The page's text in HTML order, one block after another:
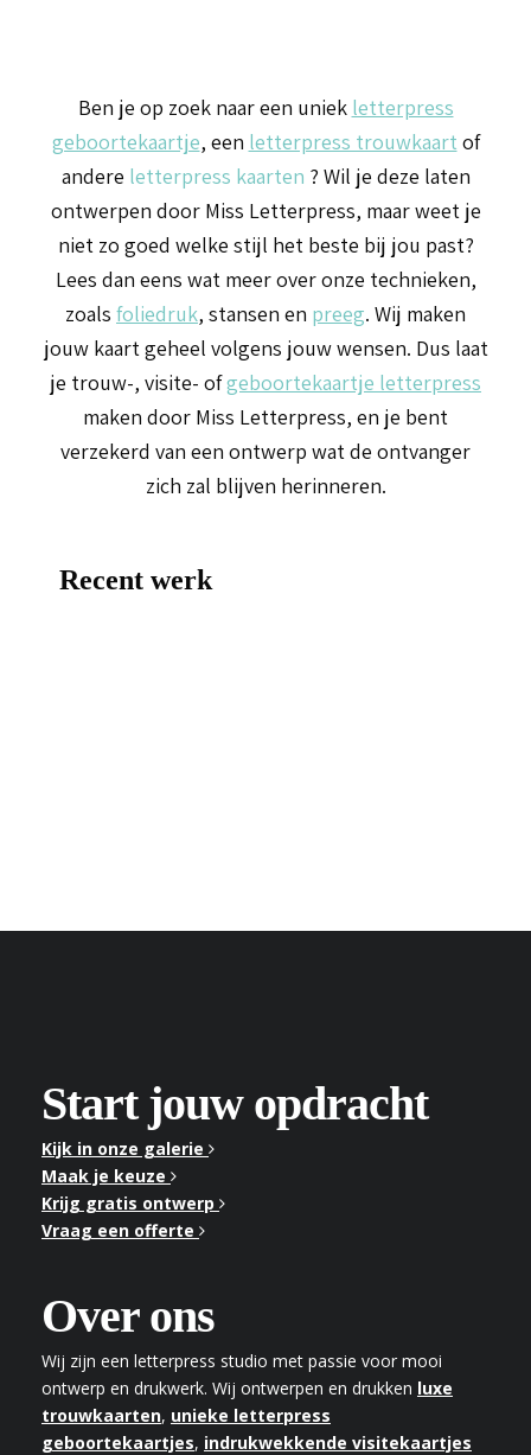
Ben je op zoek naar een uniek letterpress
geboortekaartje, een letterpress trouwkaart of
andere letterpress kaarten ? Wil je deze laten
ontwerpen door Miss Letterpress, maar weet je
niet zo goed welke stijl het beste bij jou past?
Lees dan eens wat meer over onze technieken,
zoals foliedruk, stansen en preeg. Wij maken
jouw kaart geheel volgens jouw wensen. Dus laat
je trouw-, visite- ofgeboortekaartje letterpress
maken door Miss Letterpress, en je bent
verzekerd van een ontwerp wat de ontvanger
zich zal blijven herinneren.
Recent werk
Start jouw opdracht
Kijk in onze galerie
Maak je keuze
Krijg gratis ontwerp
Vraag een offerte
Over ons
Wij zijn een letterpress studio met passie voor mooi
ontwerp en drukwerk. Wij ontwerpen en drukken luxe
trouwkaarten, unieke letterpress
geboortekaartjes, indrukwekkende visitekaartjes